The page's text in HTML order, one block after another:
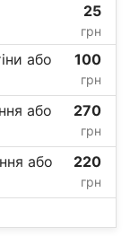
25
грн
або
100
грн
або
270
грн
або
220
грн